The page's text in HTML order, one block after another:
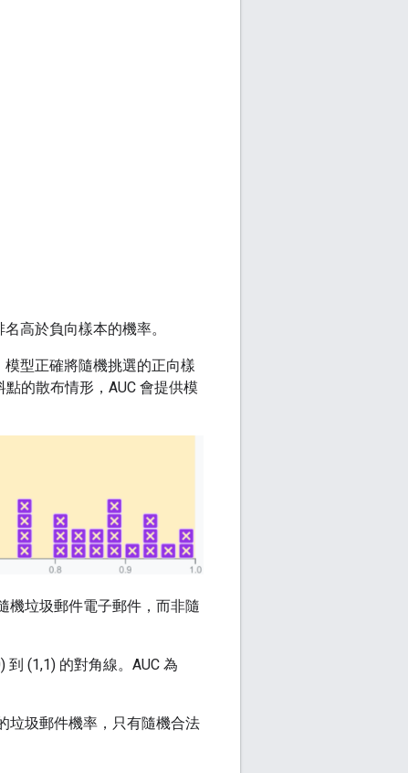
高於負向樣本的機率。
型正確將隨機挑選的正向樣
的散布情形，AUC 會提供模
機垃圾郵件電子郵件，而非隨
(1,1) 的對角線。AUC 為
垃圾郵件機率，只有隨機合法